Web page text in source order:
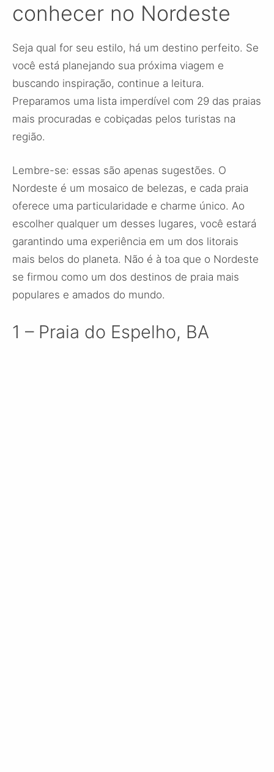
conhecer no Nordeste
Seja qual for seu estilo, há um destino perfeito. Se
você está planejando sua próxima viagem e
buscando inspiração, continue a leitura.
Preparamos uma lista imperdível com 29 das praias
mais procuradas e cobiçadas pelos turistas na
região.
Lembre-se: essas são apenas sugestões. O
Nordeste é um mosaico de belezas, e cada praia
oferece uma particularidade e charme único. Ao
escolher qualquer um desses lugares, você estará
garantindo uma experiência em um dos litorais
mais belos do planeta. Não é à toa que o Nordeste
se firmou como um dos destinos de praia mais
populares e amados do mundo.
1 – Praia do Espelho, BA